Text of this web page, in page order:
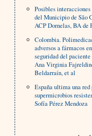
Posibles interacciones
del Municipio de São
ACP Dornelas, BA de
Colombia.
adversos a fármacos
seguridad del paciente
Ana Virginia
Beldarraín, et al
España ultima una
supermicrobios
Sofía Pérez Mendoza